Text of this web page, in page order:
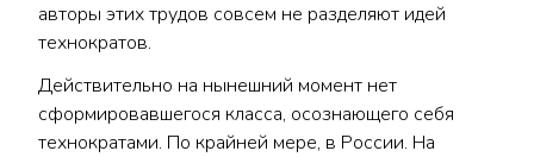
авторы этих трудов совсем не разделяют идей
технократов.
Действительно на нынешний момент нет
сформировавшегося класса, осознающего себя
технократами. По крайней мере, в России. На